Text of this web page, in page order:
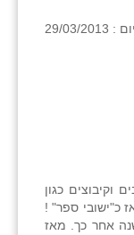
2013
וקיבוצים כגון
כ"ישובי ספר" !
יאיר הוקמה רק כ 30 (!) שנה אחר כך. מאז